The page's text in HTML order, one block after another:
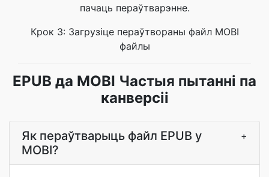
пачаць пераўтварэнне.
Крок 3: Загрузіце пераўтвораны файл MOBI
файлы
EPUB да MOBI Частыя пытанні па
канверсіі
Як пераўтварыць файл EPUB у
MOBI?
+